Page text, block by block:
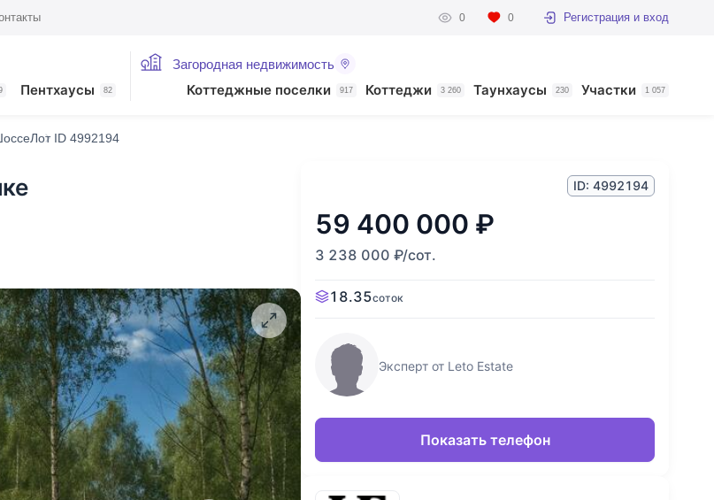
0 0 Регистрация и вход
Пентхаусы 82
Загородная недвижимость
Коттеджные поселки 917 Коттеджи 3 260 Таунхаусы 230 Участки 1 057
Лот ID 4992194
ID: 4992194
59 400 000 ₽
3 238 000 ₽/сот.
18.35соток
Эксперт от Leto Estate
Показать телефон